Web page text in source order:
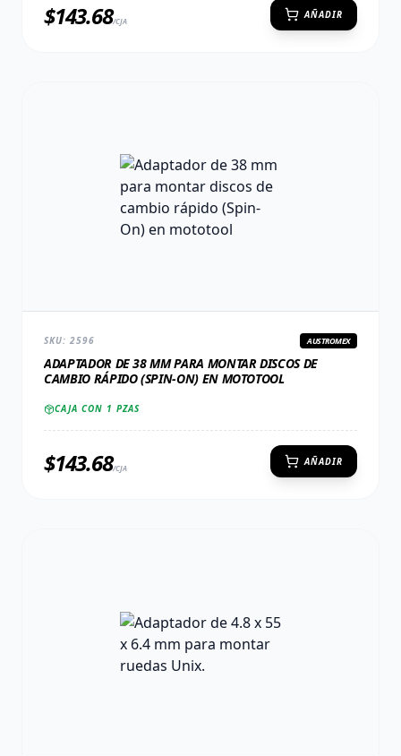
$143.68/CJA
AÑADIR
SKU: 2596 AUSTROMEX
ADAPTADOR DE 38 MM PARA MONTAR DISCOS DE
CAMBIO RÁPIDO (SPIN-ON) EN MOTOTOOL
CAJA CON 1 PZAS
$143.68/CJA
AÑADIR